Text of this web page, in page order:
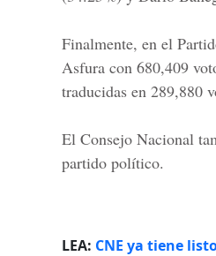
Finalmente, en el
Asfura con 680,409
traducidas en 289,880
El Consejo Nacional
partido político.
LEA: CNE ya tiene